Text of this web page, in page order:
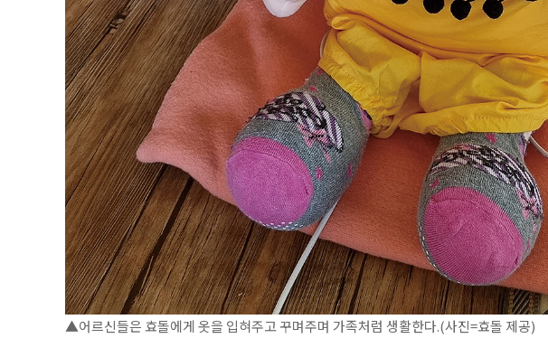
▲어르신들은 효돌에게 옷을 입혀주고 꾸며주며 가족처럼 생활한다.(사진=효돌 제공)